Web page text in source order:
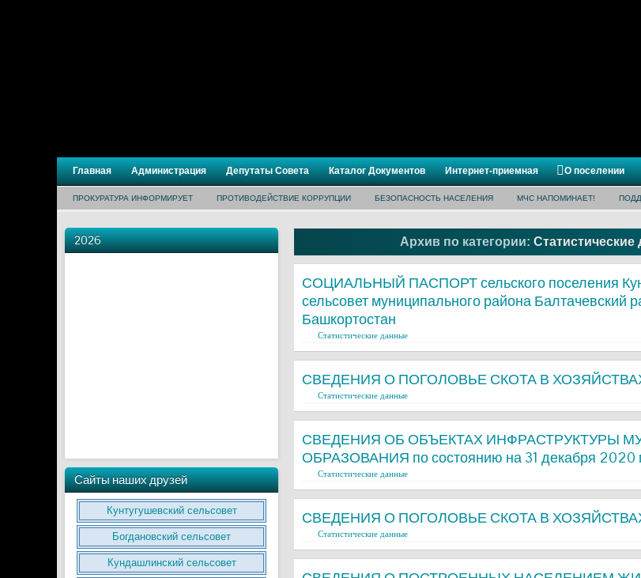
Главная Администрация Депутаты Совета Каталог Документов Интернет-приемная О поселении
ПРОКУРАТУРА ИНФОРМИРУЕТ ПРОТИВОДЕЙСТВИЕ КОРРУПЦИИ БЕЗОПАСНОСТЬ НАСЕЛЕНИЯ МЧС НАПОМИНАЕТ!
2026
Сайты наших друзей
Кунтугушевский сельсовет
Богдановский сельсовет
Кундашлинский сельсовет
Архив по категории:
СОЦИАЛЬНЫЙ ПАСПОРТ сельского поселения
сельсовет муниципального района Балтачевский
Башкортостан
Статистические данные
СВЕДЕНИЯ О ПОГОЛОВЬЕ СКОТА В
Статистические данные
СВЕДЕНИЯ ОБ ОБЪЕКТАХ ИНФРАСТРУКТУРЫ
ОБРАЗОВАНИЯ по состоянию на 31 декабря 2020
Статистические данные
СВЕДЕНИЯ О ПОГОЛОВЬЕ СКОТА В
Статистические данные